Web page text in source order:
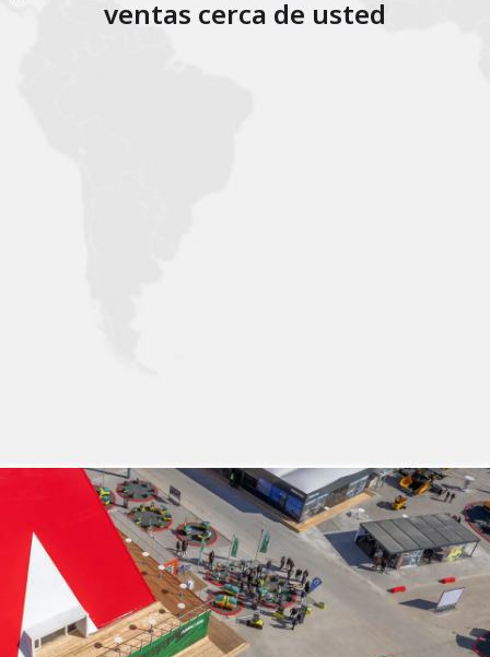
ventas cerca de usted